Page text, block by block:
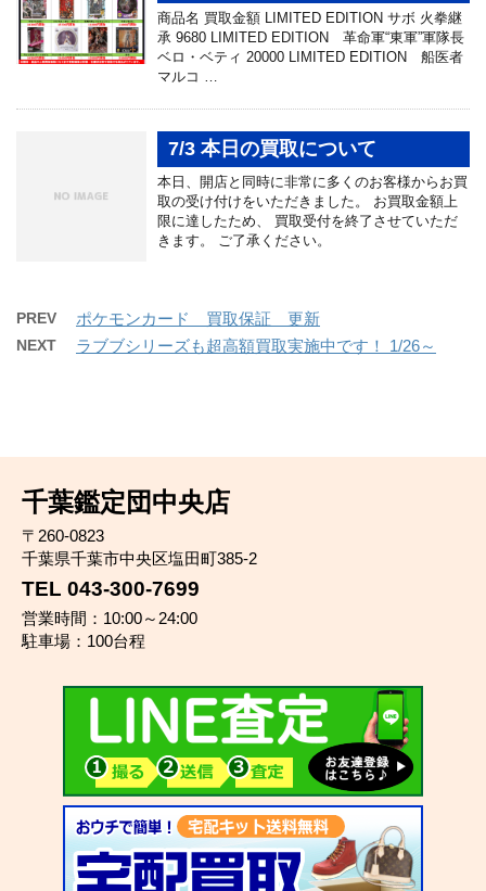
商品名 買取金額 LIMITED EDITION サボ 火拳継
承 9680 LIMITED EDITION 革命軍“東軍”軍隊長
ベロ・ベティ 20000 LIMITED EDITION 船医者
マルコ …
7/3 本日の買取について
本日、開店と同時に非常に多くのお客様からお買
取の受け付けをいただきました。 お買取金額上
限に達したため、 買取受付を終了させていただ
きます。 ご了承ください。
PREV ポケモンカード 買取保証 更新
NEXT ラブブシリーズも超高額買取実施中です！ 1/26～
千葉鑑定団中央店
〒260-0823
千葉県千葉市中央区塩田町385-2
TEL 043-300-7699
営業時間：10:00～24:00
駐車場：100台程